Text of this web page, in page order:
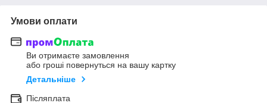
Умови оплати
Ви отримаєте замовлення
або гроші повернуться на вашу картку
Детальніше
Післяплата